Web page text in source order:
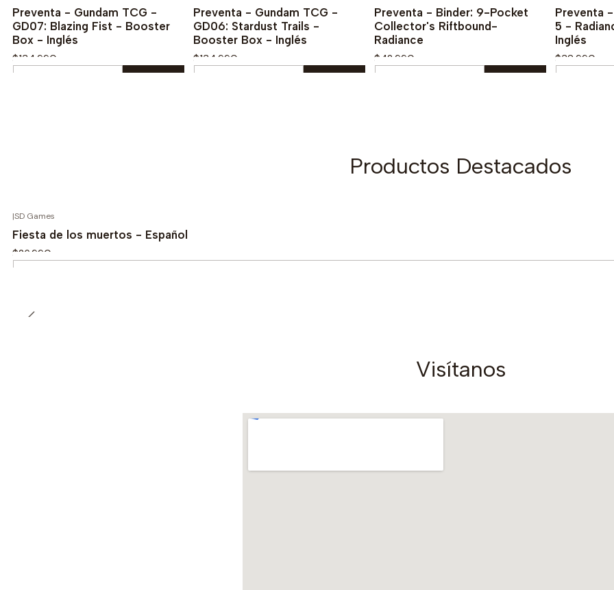
Comprar ahora
Comprar ahora
Comprar ahora
Preventa - Gundam TCG -
GD07: Blazing Fist - Booster
Box - Inglés
$134.990
Preventa - Gundam TCG -
GD06: Stardust Trails -
Booster Box - Inglés
$134.990
Preventa - Binder: 9-Pocket
Collector's Riftbound-
Radiance
$42.990
Preventa
5 -
Inglés
$38.990
Productos Destacados
|SD Games
Fiesta de los muertos - Español
$26.990
Visítanos